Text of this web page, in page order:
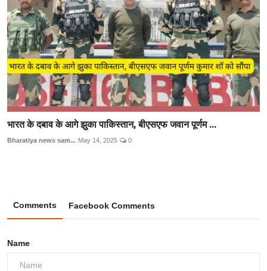
भारत के दबाव के आगे झुका पाकिस्तान, बीएसएफ जवान पूर्णम ...
Bharatiya news sam... May 14, 2025 0
Comments Facebook Comments
Name